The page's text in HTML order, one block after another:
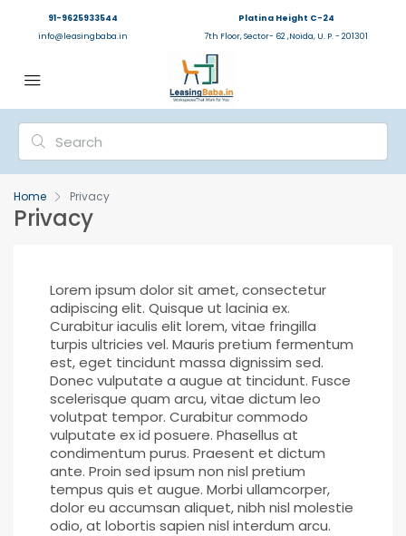
91-9625933544
info@leasingbaba.in
Platina Height C-24
7th Floor, Sector- 62 ,Noida, U. P. - 201301
Home Privacy
Privacy
Lorem ipsum dolor sit amet, consectetur
adipiscing elit. Quisque ut lacinia ex.
Curabitur iaculis elit lorem, vitae fringilla
turpis ultricies vel. Mauris pretium fermentum
est, eget tincidunt massa dignissim sed.
Donec vulputate a augue at tincidunt. Fusce
scelerisque quam arcu, vitae dictum leo
volutpat tempor. Curabitur commodo
vulputate ex id posuere. Phasellus at
condimentum purus. Praesent et dictum
ante. Proin sed ipsum non nisl pretium
tempus quis et augue. Morbi ullamcorper,
dolor eu accumsan aliquet, nibh nisl molestie
odio, at lobortis sapien nisl interdum arcu.